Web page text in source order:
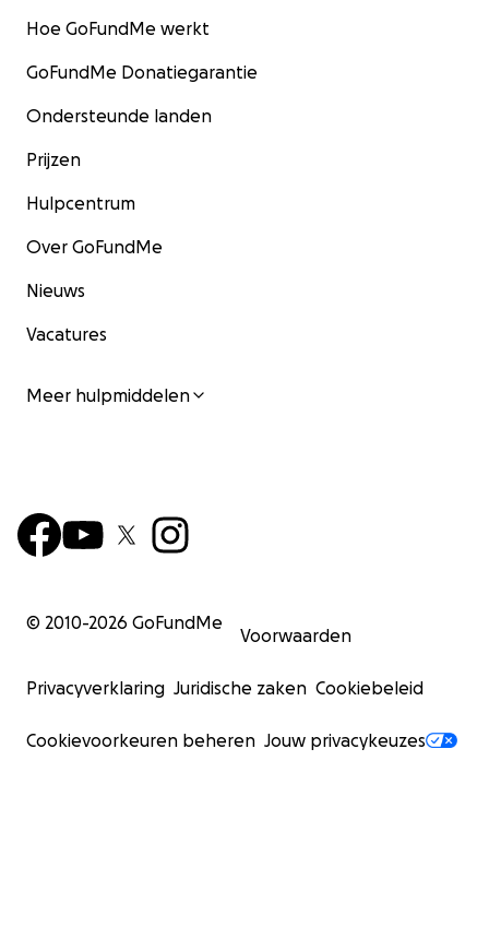
Hoe GoFundMe werkt
GoFundMe Donatiegarantie
Ondersteunde landen
Prijzen
Hulpcentrum
Over GoFundMe
Nieuws
Vacatures
Meer hulpmiddelen
© 2010-2026 GoFundMe
Voorwaarden
Privacyverklaring Juridische zaken Cookiebeleid
Cookievoorkeuren beheren Jouw privacykeuzes